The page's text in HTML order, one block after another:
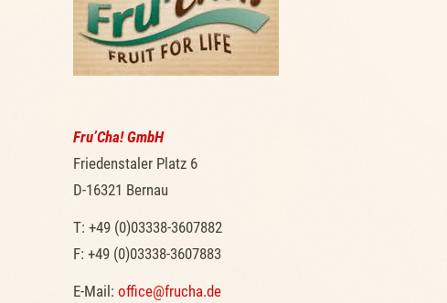
Fru’Cha! GmbH
Friedenstaler Platz 6
D-16321 Bernau
T: +49 (0)03338-3607882
F: +49 (0)03338-3607883
E-Mail: office@frucha.de